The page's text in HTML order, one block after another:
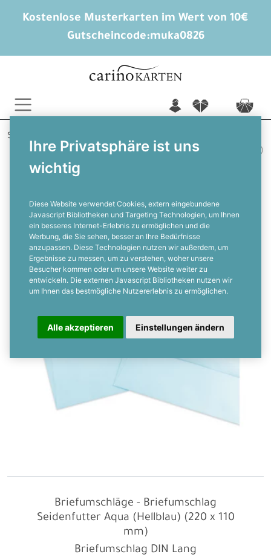
Kostenlose Musterkarten im Wert von 10€
Gutscheincode:muka0826
Ihre Privatsphäre ist uns
wichtig
Diese Website verwendet Cookies, extern eingebundene
Javascript Bibliotheken und Targeting Technologien, um Ihnen
ein besseres Internet-Erlebnis zu ermöglichen und die
Werbung, die Sie sehen, besser an Ihre Bedürfnisse
anzupassen. Diese Technologien nutzen wir außerdem, um
Ergebnisse zu messen, um zu verstehen, woher unsere
Besucher kommen oder um unsere Website weiter zu
entwickeln. Die externen Javascript Bibliotheken nutzen wir
um Ihnen das bestmögliche Nutzererlebnis zu ermöglichen.
Alle akzeptieren Einstellungen ändern
n f c
Startseite
Briefumschlag Seidenfutter Aqua (Hellblau) (220 x 110 mm)
DIN Lang Seidenfutter Briefumschlag
Briefumschläge - Briefumschlag
Seidenfutter Aqua (Hellblau) (220 x 110
mm)
Briefumschlag DIN Lang